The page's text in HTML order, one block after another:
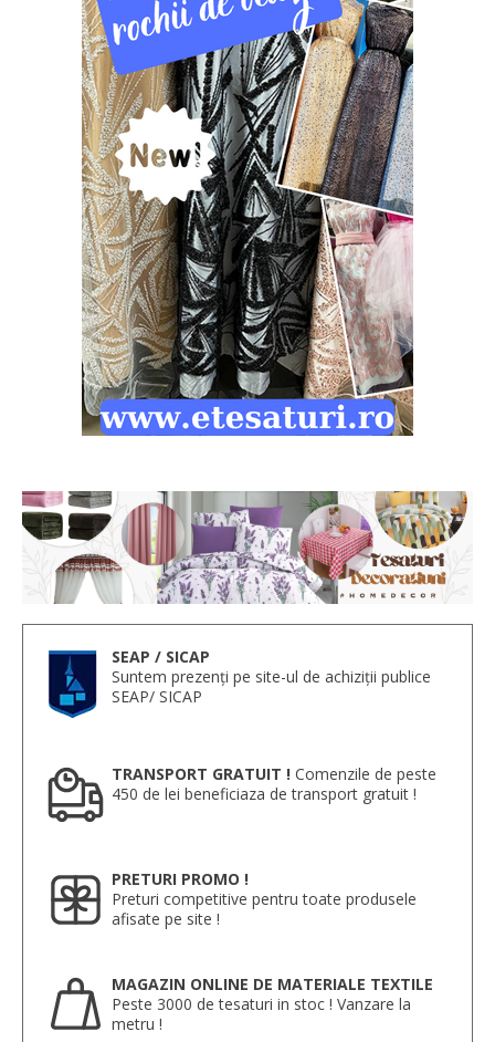
SEAP / SICAP
Suntem prezenți pe site-ul de achiziții publice
SEAP/ SICAP
TRANSPORT GRATUIT ! Comenzile de peste
450 de lei beneficiaza de transport gratuit !
PRETURI PROMO !
Preturi competitive pentru toate produsele
afisate pe site !
MAGAZIN ONLINE DE MATERIALE TEXTILE
Peste 3000 de tesaturi in stoc ! Vanzare la
metru !